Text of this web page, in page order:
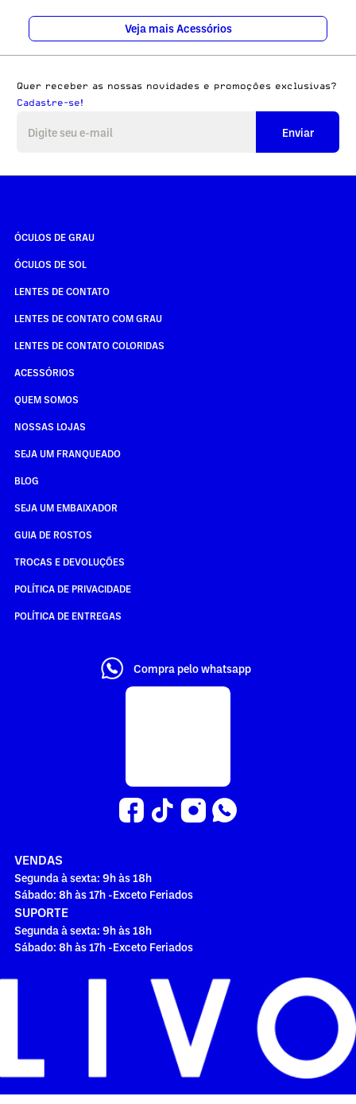
Veja mais Acessórios
Quer receber as nossas novidades e promoções exclusivas?
Cadastre-se!
Enviar
ÓCULOS DE GRAU
ÓCULOS DE SOL
LENTES DE CONTATO
LENTES DE CONTATO COM GRAU
LENTES DE CONTATO COLORIDAS
ACESSÓRIOS
QUEM SOMOS
NOSSAS LOJAS
SEJA UM FRANQUEADO
BLOG
SEJA UM EMBAIXADOR
GUIA DE ROSTOS
TROCAS E DEVOLUÇÕES
POLÍTICA DE PRIVACIDADE
POLÍTICA DE ENTREGAS
Compra pelo whatsapp
VENDAS
Segunda à sexta: 9h às 18h
Sábado: 8h às 17h -Exceto Feriados
SUPORTE
Segunda à sexta: 9h às 18h
Sábado: 8h às 17h -Exceto Feriados